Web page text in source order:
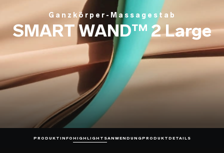
Ganzkörper-Massagestab
SMART WAND™ 2 Large
PRODUKTINFO HIGHLIGHTSANWENDUNGPRODUKTDETAILS